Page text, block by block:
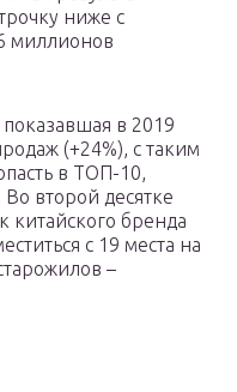
ниже с
миллионов
в 2019
(+24%), с таким
в ТОП-10,
второй десятке
китайского бренда
с 19 места на
–